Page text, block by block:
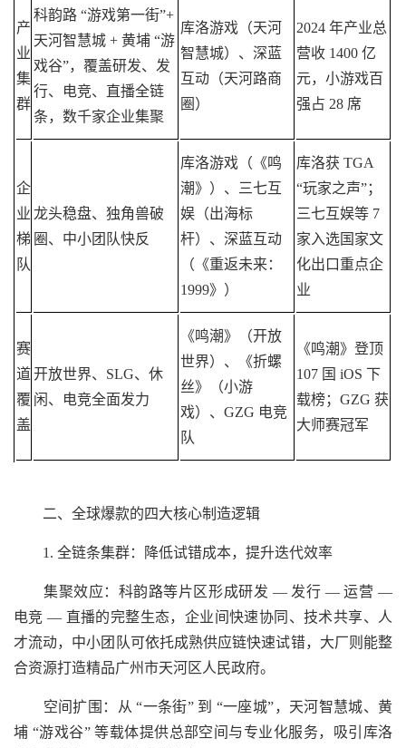
产
业
集
群
科韵路 “游戏第一街”+
天河智慧城 + 黄埔 “游
戏谷”，覆盖研发、发
行、电竞、直播全链
条，数千家企业集聚
库洛游戏（天河
智慧城）、深蓝
互动（天河路商
圈）
2024 年产业总
营收 1400 亿
元，小游戏百
强占 28 席
企
业
梯
队
龙头稳盘、独角兽破
圈、中小团队快反
库洛游戏（《鸣
潮》）、三七互
娱（出海标
杆）、深蓝互动
（《重返未来：
1999》）
库洛获 TGA
“玩家之声”；
三七互娱等 7
家入选国家文
化出口重点企
业
赛
道
覆
盖
开放世界、SLG、休
闲、电竞全面发力
《鸣潮》（开放
世界）、《折螺
丝》（小游
戏）、GZG 电竞
队
《鸣潮》登顶
107 国 iOS 下
载榜；GZG 获
大师赛冠军
二、全球爆款的四大核心制造逻辑
1. 全链条集群：降低试错成本，提升迭代效率
集聚效应：科韵路等片区形成研发 — 发行 — 运营 —
电竞 — 直播的完整生态，企业间快速协同、技术共享、人
才流动，中小团队可依托成熟供应链快速试错，大厂则能整
合资源打造精品广州市天河区人民政府。
空间扩围：从 “一条街” 到 “一座城”，天河智慧城、黄
埔 “游戏谷” 等载体提供总部空间与专业化服务，吸引库洛